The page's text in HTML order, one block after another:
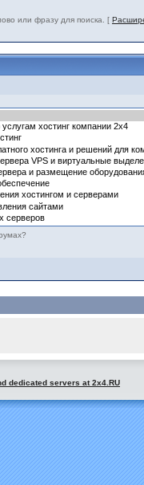
или фразу для поиска. [
dedicated servers at 2x4.RU